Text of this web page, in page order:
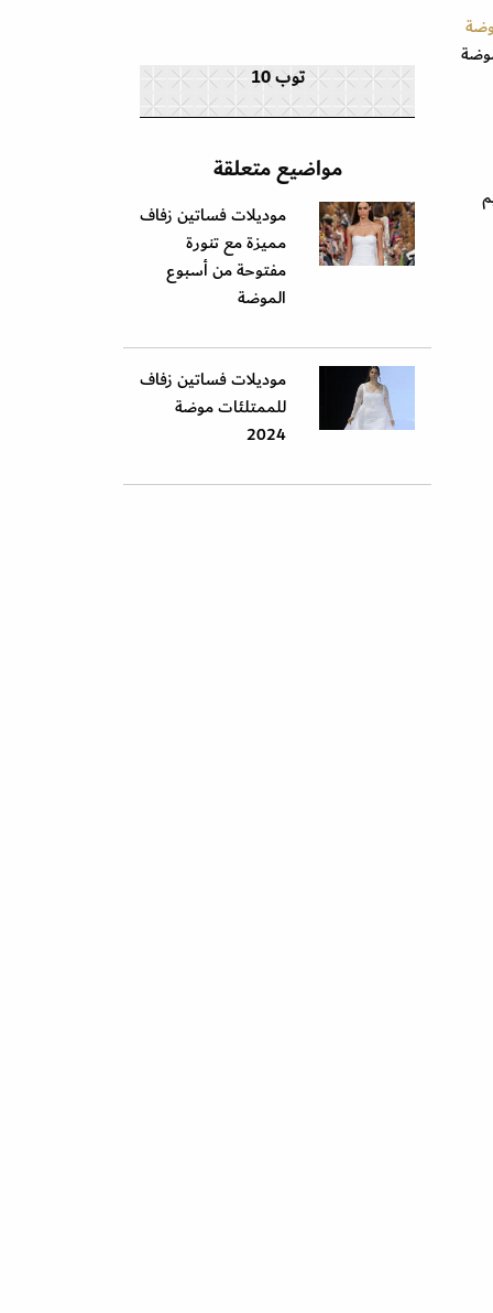
توب 10
مواضيع متعلقة
موديلات فساتين زفاف
مميزة مع تنورة
مفتوحة من أسبوع
الموضة
موديلات فساتين زفاف
للممتلئات موضة
2024